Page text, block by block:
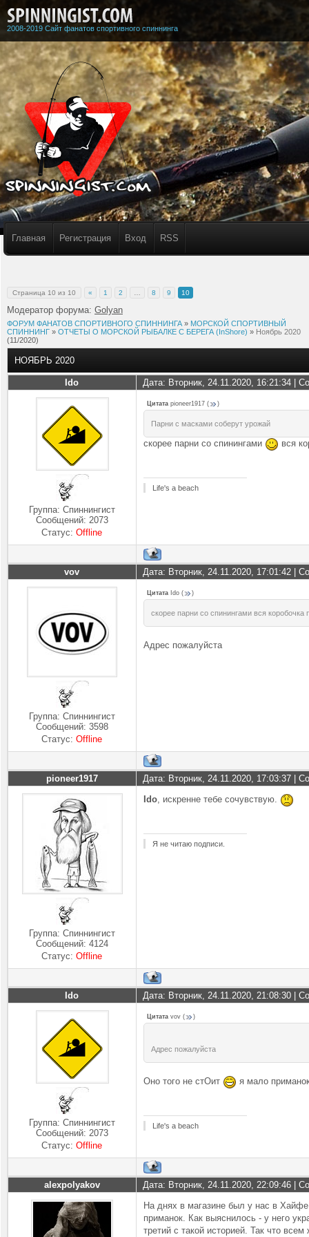
2008-2019 Сайт фанатов спортивного спиннинга
Главная Регистрация Вход RSS
Страница 10 из 10 « 1 2 8 9 10
Модератор форума: Golyan
ФОРУМ ФАНАТОВ СПОРТИВНОГО СПИННИНГА » МОРСКОЙ СПОРТИВНЫЙ
СПИННИНГ » ОТЧЕТЫ О МОРСКОЙ РЫБАЛКЕ С БЕРЕГА (InShore) » Ноябрь 2020
(11/2020)
НОЯБРЬ 2020
Ido Дата: Вторник, 24.11.2020, 16:21:34 |
Группа: Спиннингист
Сообщений: 2073
Статус:Offline
Цитата pioneer1917 ( )
Парни с масками соберут урожай
скорее парни со спинингами вся
Life's a beach
vov Дата: Вторник, 24.11.2020, 17:01:42 |
Группа: Спиннингист
Сообщений: 3598
Статус:Offline
Цитата Ido ( )
скорее парни со спинингами вся коробочка
Адрес пожалуйста
pioneer1917 Дата: Вторник, 24.11.2020, 17:03:37 |
Группа: Спиннингист
Сообщений: 4124
Статус:Offline
Ido, искренне тебе сочувствую.
Я не читаю подписи.
Ido Дата: Вторник, 24.11.2020, 21:08:30 |
Группа: Спиннингист
Сообщений: 2073
Статус:Offline
Цитата vov ( )
Адрес пожалуйста
Оно того не стОит я мало
Life's a beach
alexpolyakov Дата: Вторник, 24.11.2020, 22:09:46 |
На днях в магазине был у нас в Хайфе
приманок. Как выяснилось - у него
третий с такой историей. Так что